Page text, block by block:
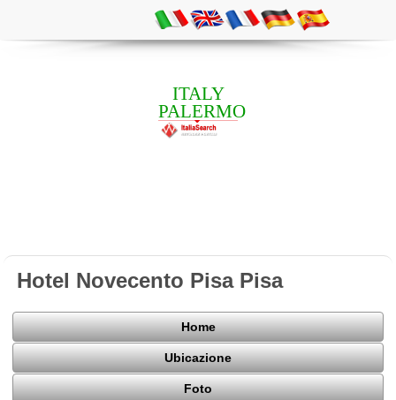
ITALY
PALERMO
Hotel Novecento Pisa Pisa
Home
Ubicazione
Foto